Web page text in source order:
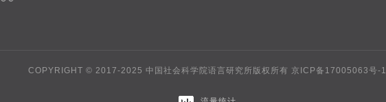
COPYRIGHT © 2017-2025 中国社会科学院语言研究所版权所有 京ICP备17005063号-1